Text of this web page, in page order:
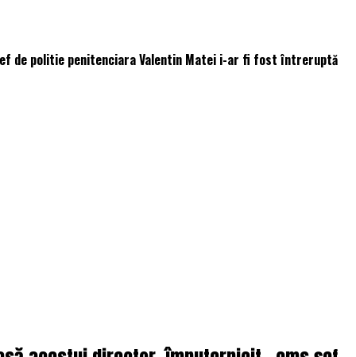
de politie penitenciara Valentin Matei i-ar fi fost întreruptă